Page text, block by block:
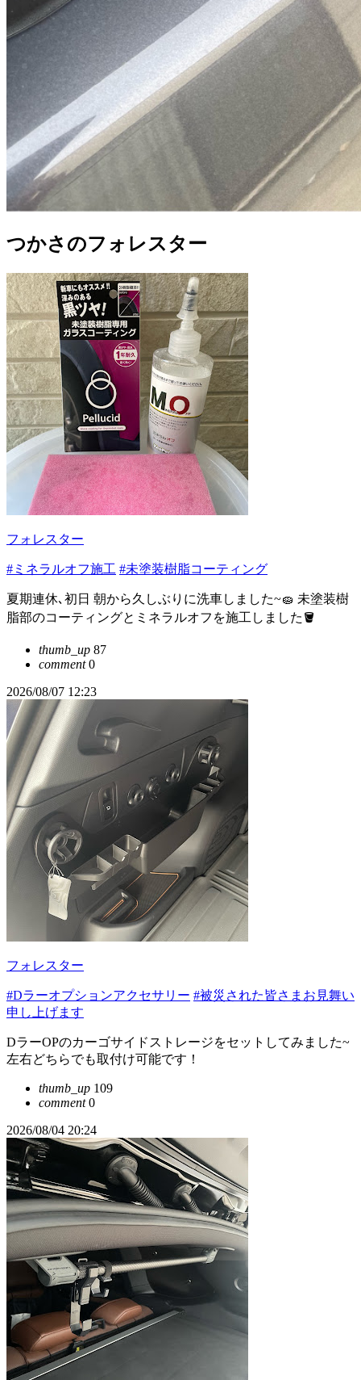
つかさのフォレスター
フォレスター
#ミネラルオフ施工 #未塗装樹脂コーティング
夏期連休､初日 朝から久しぶりに洗車しました~🧽 未塗装樹
脂部のコーティングとミネラルオフを施工しました🪣
thumb_up 87
comment0
2026/08/07 12:23
フォレスター
#Dラーオプションアクセサリー #被災された皆さまお見舞い
申し上げます
DラーOPのカーゴサイドストレージをセットしてみました~
左右どちらでも取付け可能です！
thumb_up 109
comment0
2026/08/04 20:24